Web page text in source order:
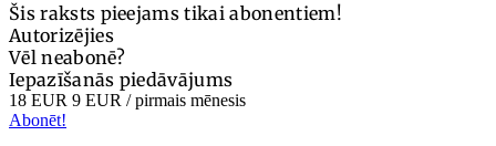
Šis raksts pieejams tikai abonentiem!
Autorizējies
Vēl neabonē?
Iepazīšanās piedāvājums
18 EUR 9 EUR / pirmais mēnesis
Abonēt!